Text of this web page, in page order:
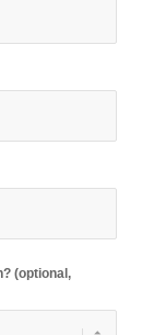
(optional,